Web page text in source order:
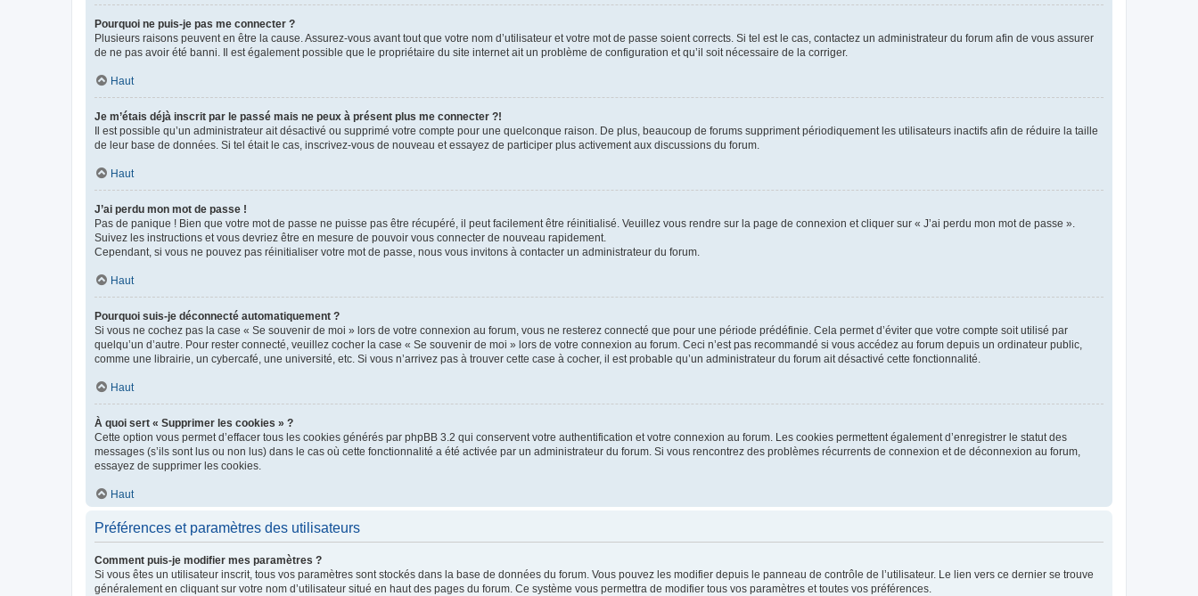
Pourquoi ne puis-je pas me connecter ?
Plusieurs raisons peuvent en être la cause. Assurez-vous avant tout que votre nom d’utilisateur et votre mot de passe soient corrects. Si tel est le cas, contactez un administrateur du forum afin de vous assurer
de ne pas avoir été banni. Il est également possible que le propriétaire du site internet ait un problème de configuration et qu’il soit nécessaire de la corriger.
Haut
Je m’étais déjà inscrit par le passé mais ne peux à présent plus me connecter ?!
Il est possible qu’un administrateur ait désactivé ou supprimé votre compte pour une quelconque raison. De plus, beaucoup de forums suppriment périodiquement les utilisateurs inactifs afin de réduire la taille
de leur base de données. Si tel était le cas, inscrivez-vous de nouveau et essayez de participer plus activement aux discussions du forum.
Haut
J’ai perdu mon mot de passe !
Pas de panique ! Bien que votre mot de passe ne puisse pas être récupéré, il peut facilement être réinitialisé. Veuillez vous rendre sur la page de connexion et cliquer sur « J’ai perdu mon mot de passe ».
Suivez les instructions et vous devriez être en mesure de pouvoir vous connecter de nouveau rapidement.
Cependant, si vous ne pouvez pas réinitialiser votre mot de passe, nous vous invitons à contacter un administrateur du forum.
Haut
Pourquoi suis-je déconnecté automatiquement ?
Si vous ne cochez pas la case « Se souvenir de moi » lors de votre connexion au forum, vous ne resterez connecté que pour une période prédéfinie. Cela permet d’éviter que votre compte soit utilisé par
quelqu’un d’autre. Pour rester connecté, veuillez cocher la case « Se souvenir de moi » lors de votre connexion au forum. Ceci n’est pas recommandé si vous accédez au forum depuis un ordinateur public,
comme une librairie, un cybercafé, une université, etc. Si vous n’arrivez pas à trouver cette case à cocher, il est probable qu’un administrateur du forum ait désactivé cette fonctionnalité.
Haut
À quoi sert « Supprimer les cookies » ?
Cette option vous permet d’effacer tous les cookies générés par phpBB 3.2 qui conservent votre authentification et votre connexion au forum. Les cookies permettent également d’enregistrer le statut des
messages (s’ils sont lus ou non lus) dans le cas où cette fonctionnalité a été activée par un administrateur du forum. Si vous rencontrez des problèmes récurrents de connexion et de déconnexion au forum,
essayez de supprimer les cookies.
Haut
Préférences et paramètres des utilisateurs
Comment puis-je modifier mes paramètres ?
Si vous êtes un utilisateur inscrit, tous vos paramètres sont stockés dans la base de données du forum. Vous pouvez les modifier depuis le panneau de contrôle de l’utilisateur. Le lien vers ce dernier se trouve
généralement en cliquant sur votre nom d’utilisateur situé en haut des pages du forum. Ce système vous permettra de modifier tous vos paramètres et toutes vos préférences.